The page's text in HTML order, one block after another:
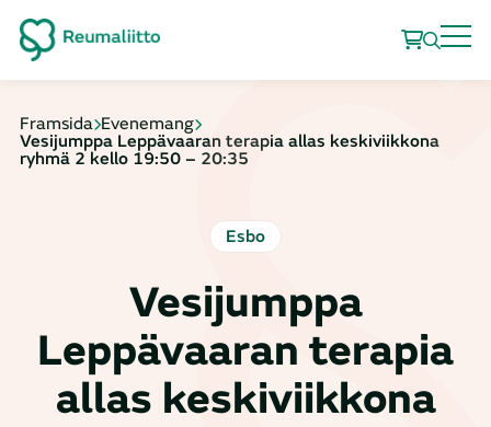
Framsida Evenemang
Vesijumppa Leppävaaran terapia allas keskiviikkona
ryhmä 2 kello 19:50 – 20:35
Esbo
Vesijumppa
Leppävaaran terapia
allas keskiviikkona